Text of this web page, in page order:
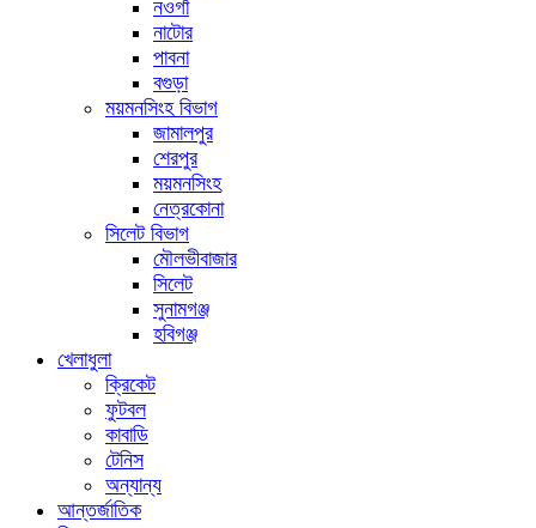
নওগাঁ
নাটোর
পাবনা
বগুড়া
ময়মনসিংহ বিভাগ
জামালপুর
শেরপুর
ময়মনসিংহ
নেত্রকোনা
সিলেট বিভাগ
মৌলভীবাজার
সিলেট
সুনামগঞ্জ
হবিগঞ্জ
খেলাধুলা
ক্রিকেট
ফুটবল
কাবাডি
টেনিস
অন্যান্য
আন্তর্জাতিক